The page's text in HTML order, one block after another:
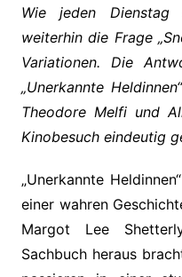
Wie jeden
weiterhin die Frage
Variationen. Die
„Unerkannte
Theodore Melfi und
Kinobesuch eindeutig
„Unerkannte
einer wahren
Margot Lee
Sachbuch heraus